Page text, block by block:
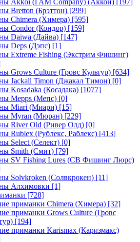
Akkoi (I AM Company) (Аккои) [197]
Bretton (Брэттон) [299]
Chimera (Химера) [595]
Condor (Кондор) [159]
Daiwa (Дайва) [147]
Deps (Дэпс) [1]
Extreme Fishing (Экстрим Фишинг)
Grows Culture (Гровс Культур) [634]
Jackall Timon (Джакал Тимон) [0]
Kosadaka (Косадака) [1077]
Mepps (Мепс) [0]
Miari (Миари) [15]
Myran (Мюран) [229]
River Old (Ривер Олд) [0]
Rublex (Рублекс, Раблекс) [413]
Select (Селект) [0]
Smith (Смит) [79]
SV Fishing Lures (СВ Фишинг Люрс)
Solvkroken (Солвкрокен) [11]
Алхимовки [1]
[728]
приманки Chimera (Химера) [32]
приманки Grows Culture (Гровс
[194]
приманки Karismax (Каризмакс)